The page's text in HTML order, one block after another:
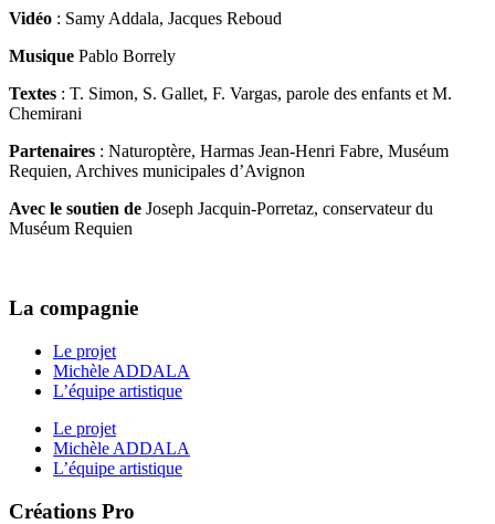
Vidéo : Samy Addala, Jacques Reboud
Musique Pablo Borrely
Textes : T. Simon, S. Gallet, F. Vargas, parole des enfants et M.
Chemirani
Partenaires : Naturoptère, Harmas Jean-Henri Fabre, Muséum
Requien, Archives municipales d’Avignon
Avec le soutien de Joseph Jacquin-Porretaz, conservateur du
Muséum Requien
La compagnie
Le projet
Michèle ADDALA
L’équipe artistique
Le projet
Michèle ADDALA
L’équipe artistique
Créations Pro